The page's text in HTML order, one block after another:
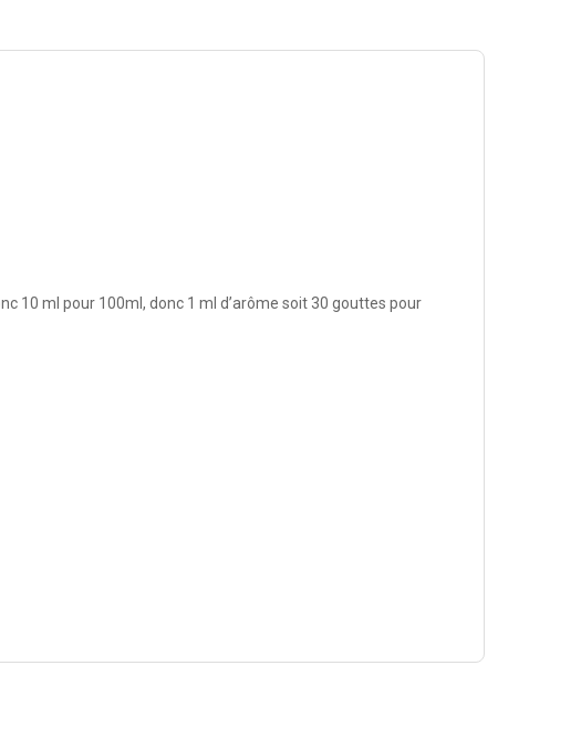
10 ml pour 100ml, donc 1 ml d’arôme soit 30 gouttes pour